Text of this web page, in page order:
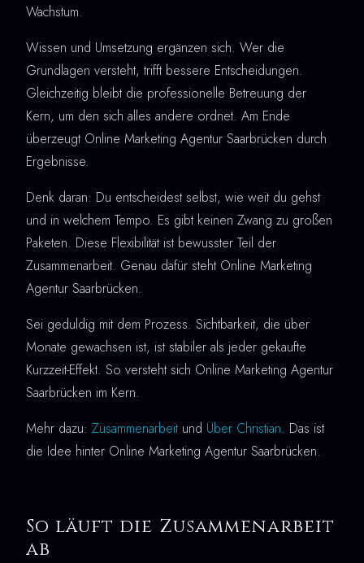
Wachstum.
Wissen und Umsetzung ergänzen sich. Wer die
Grundlagen versteht, trifft bessere Entscheidungen.
Gleichzeitig bleibt die professionelle Betreuung der
Kern, um den sich alles andere ordnet. Am Ende
überzeugt Online Marketing Agentur Saarbrücken durch
Ergebnisse.
Denk daran: Du entscheidest selbst, wie weit du gehst
und in welchem Tempo. Es gibt keinen Zwang zu großen
Paketen. Diese Flexibilität ist bewusster Teil der
Zusammenarbeit. Genau dafür steht Online Marketing
Agentur Saarbrücken.
Sei geduldig mit dem Prozess. Sichtbarkeit, die über
Monate gewachsen ist, ist stabiler als jeder gekaufte
Kurzzeit-Effekt. So versteht sich Online Marketing Agentur
Saarbrücken im Kern.
Mehr dazu: Zusammenarbeit und Über Christian. Das ist
die Idee hinter Online Marketing Agentur Saarbrücken.
So läuft die Zusammenarbeit
ab